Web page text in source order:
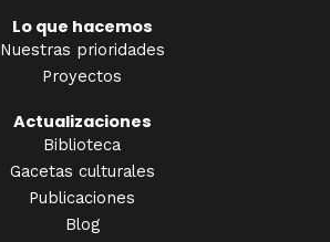
Lo que hacemos
Nuestras prioridades
Proyectos
Actualizaciones
Biblioteca
Gacetas culturales
Publicaciones
Blog